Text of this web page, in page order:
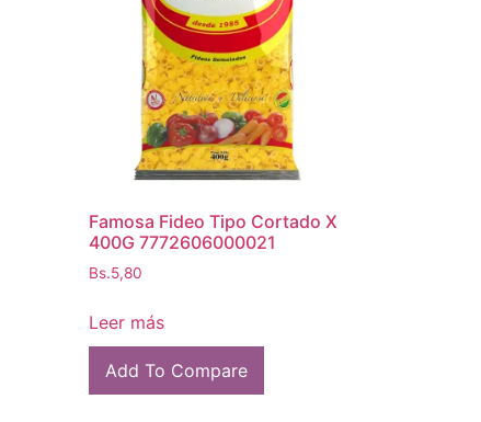
Famosa Fideo Tipo Cortado X
400G 7772606000021
Bs.5,80
Leer más
Add To Compare